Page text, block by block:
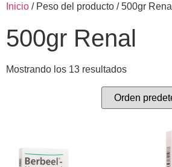
Inicio / Peso del producto / 500gr Renal
500gr Renal
Mostrando los 13 resultados